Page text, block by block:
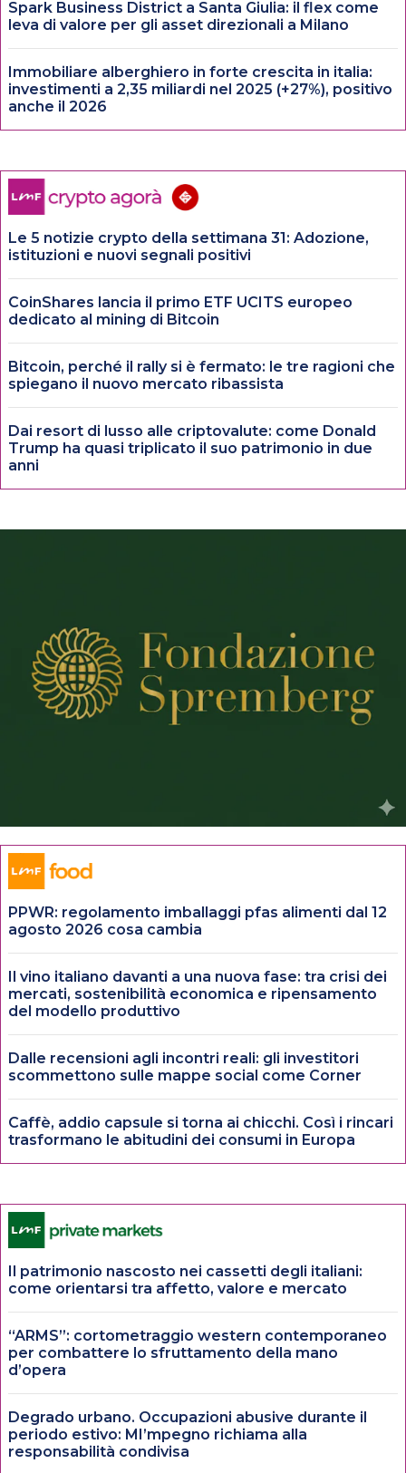
Spark Business District a Santa Giulia: il flex come
leva di valore per gli asset direzionali a Milano
Immobiliare alberghiero in forte crescita in italia:
investimenti a 2,35 miliardi nel 2025 (+27%), positivo
anche il 2026
Le 5 notizie crypto della settimana 31: Adozione,
istituzioni e nuovi segnali positivi
CoinShares lancia il primo ETF UCITS europeo
dedicato al mining di Bitcoin
Bitcoin, perché il rally si è fermato: le tre ragioni che
spiegano il nuovo mercato ribassista
Dai resort di lusso alle criptovalute: come Donald
Trump ha quasi triplicato il suo patrimonio in due
anni
PPWR: regolamento imballaggi pfas alimenti dal 12
agosto 2026 cosa cambia
Il vino italiano davanti a una nuova fase: tra crisi dei
mercati, sostenibilità economica e ripensamento
del modello produttivo
Dalle recensioni agli incontri reali: gli investitori
scommettono sulle mappe social come Corner
Caffè, addio capsule si torna ai chicchi. Così i rincari
trasformano le abitudini dei consumi in Europa
Il patrimonio nascosto nei cassetti degli italiani:
come orientarsi tra affetto, valore e mercato
“ARMS”: cortometraggio western contemporaneo
per combattere lo sfruttamento della mano
d’opera
Degrado urbano. Occupazioni abusive durante il
periodo estivo: MI’mpegno richiama alla
responsabilità condivisa